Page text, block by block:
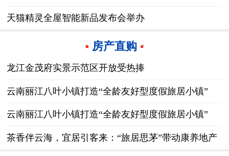
天猫精灵全屋智能新品发布会举办
房产直购
龙江金茂府实景示范区开放受热捧
云南丽江八叶小镇打造“全龄友好型度假旅居小镇”
云南丽江八叶小镇打造“全龄友好型度假旅居小镇”
茶香伴云海，宜居引客来：“旅居思茅”带动康养地产